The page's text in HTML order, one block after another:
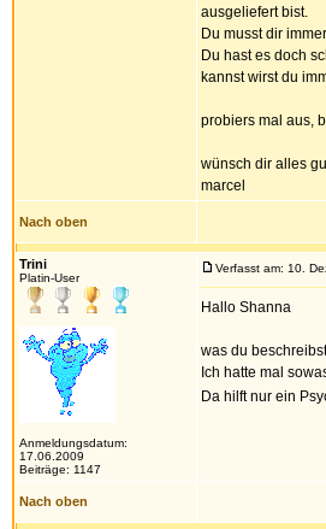
ausgeliefert bist.
Du musst dir
Du hast es doch
kannst wirst du
probiers mal aus,
wünsch dir alles
marcel
Nach oben
Trini
Platin-User
Anmeldungsdatum:
17.06.2009
Beiträge: 1147
Verfasst am: 10.
Hallo Shanna
was du
Ich hatte mal
Da hilft nur ein
Nach oben